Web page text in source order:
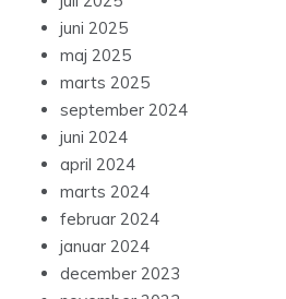
juni 2025
maj 2025
marts 2025
september 2024
juni 2024
april 2024
marts 2024
februar 2024
januar 2024
december 2023